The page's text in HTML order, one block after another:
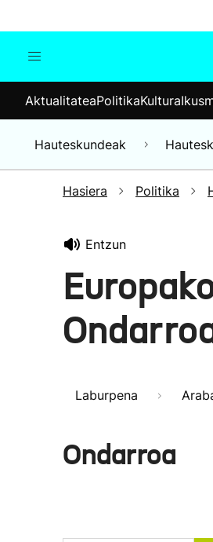
Munduko albisteak
AktualitateaPolitikaKultura
Hauteskundeak
Hasiera Politika
Entzun
Laburpena
Ondarroa